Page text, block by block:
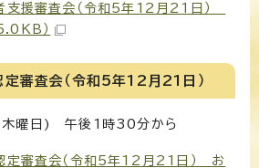
支援審査会（令和5年12月21日）
）
審査会（令和5年12月21日）
曜日) 午後1時30分から
定審査会（令和5年12月21日） お